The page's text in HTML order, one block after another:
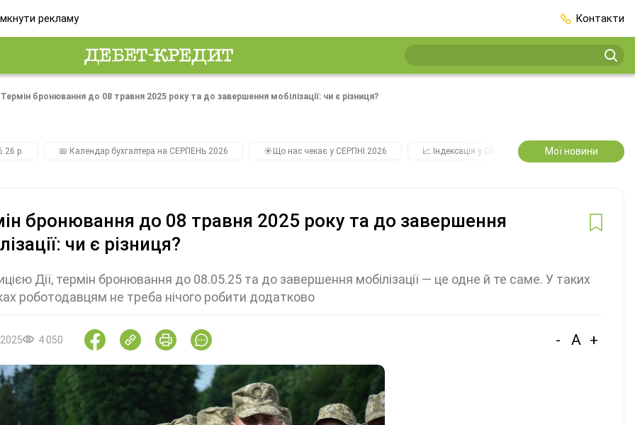
рекламу Контакти
Термін бронювання до 08 травня 2025 року та до завершення мобілізації: чи є різниця?
р. 📅 Календар бухгалтера на СЕРПЕНЬ 2026 ☀️Що нас чекає у СЕРПНІ 2026 📈 Індексація у СЕРПНІ 2️⃣0️⃣2️⃣7️⃣ Усі
Мої новини
бронювання до 08 травня 2025 року та до завершення
чи є різниця?
Дії, термін бронювання до 08.05.25 та до завершення мобілізації — це одне й те саме. У таких
роботодавцям не треба нічого робити додатково
4 050 - A +